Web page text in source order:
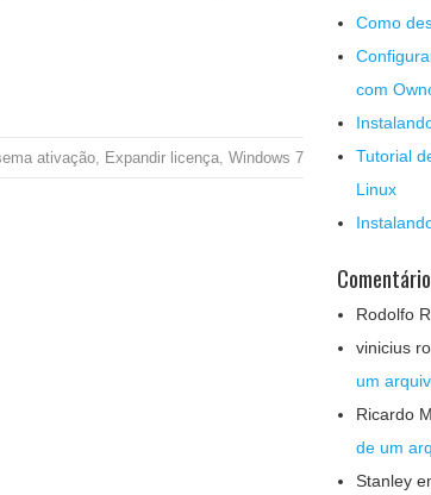
ativação, Expandir licença, Windows 7
Como
com
Tutorial
Linux
Rodolfo
vinicius
um
Ricardo
de um
Stanley